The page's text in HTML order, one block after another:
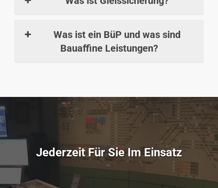
Was ist ein BüP und was sind
Bauaffine Leistungen?
Jederzeit Für Sie Im Einsatz